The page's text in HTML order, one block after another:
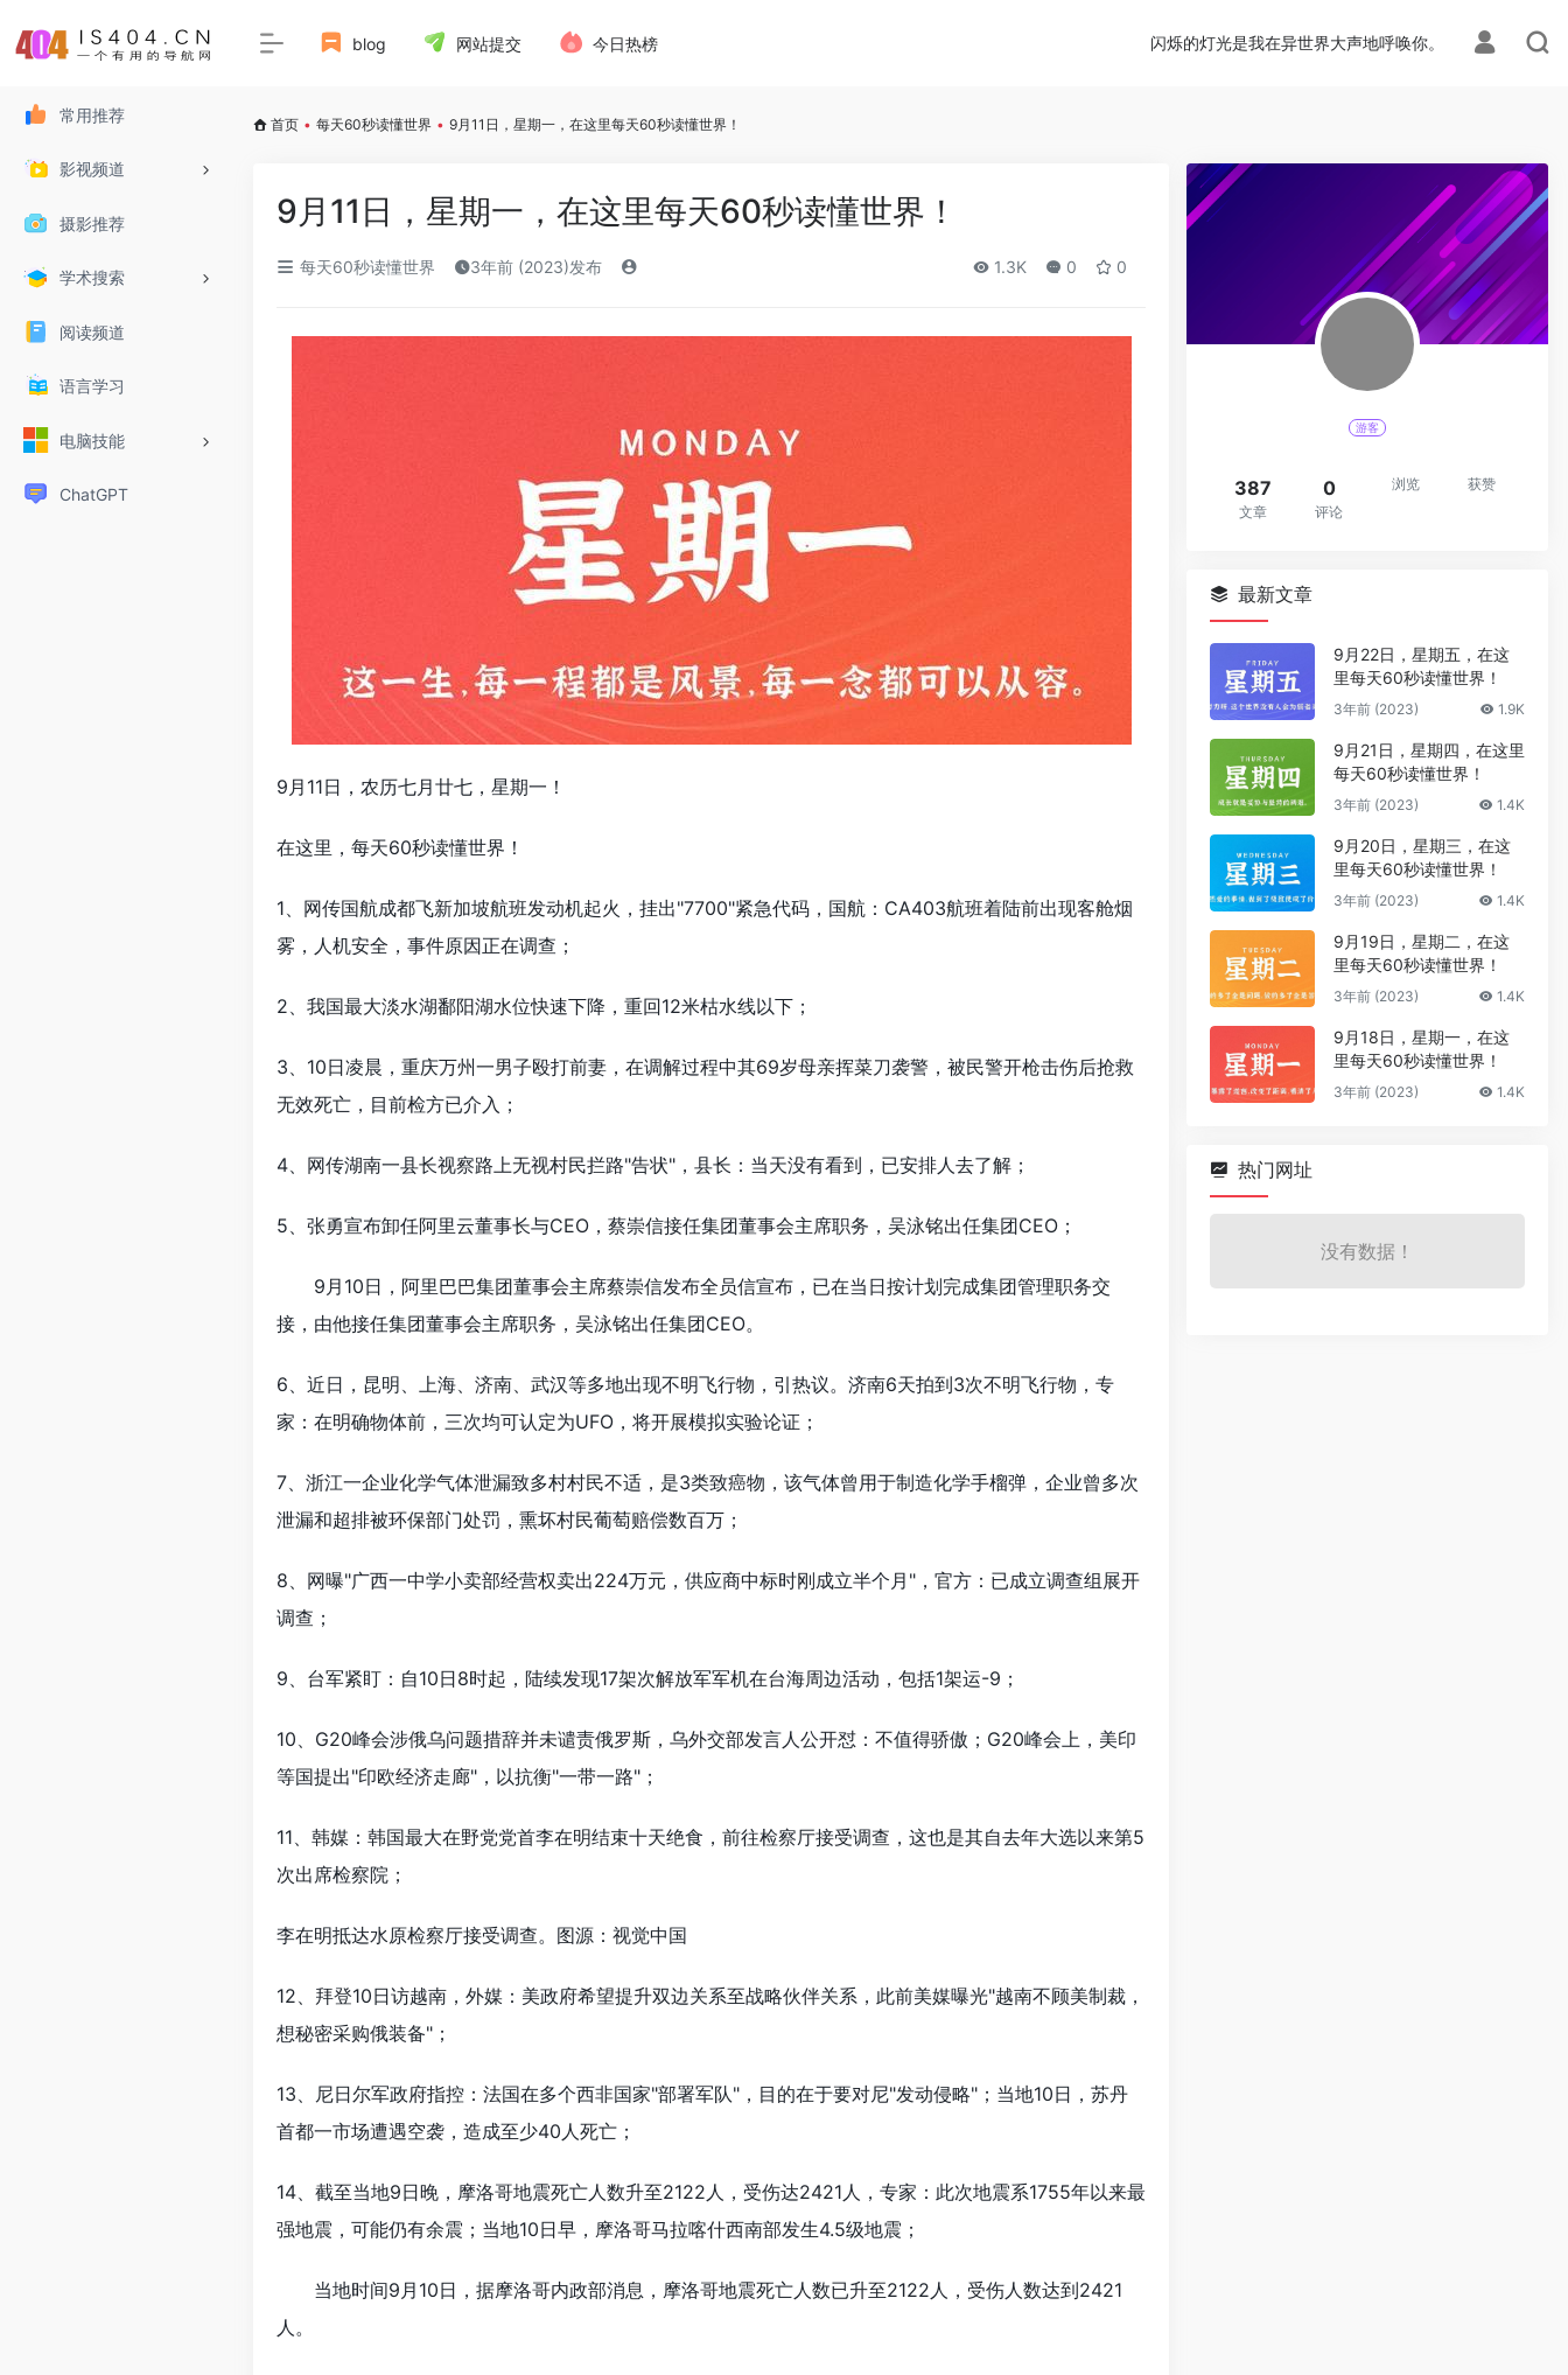
常用推荐
影视频道
摄影推荐
学术搜索
阅读频道
语言学习
电脑技能
ChatGPT
blog 网站提交 今日热榜 闪烁的灯光是我在异世界大声地呼唤你。
首页 • 每天60秒读懂世界 • 9月11日，星期一，在这里每天60秒读懂世界！
9月11日，星期一，在这里每天60秒读懂世界！
每天60秒读懂世界 3年前 (2023)发布 1.3K 0 0
9月11日，农历七月廿七，星期一！
在这里，每天60秒读懂世界！
1、网传国航成都飞新加坡航班发动机起火，挂出"7700"紧急代码，国航：CA403航班着陆前出现客舱烟
雾，人机安全，事件原因正在调查；
2、我国最大淡水湖鄱阳湖水位快速下降，重回12米枯水线以下；
3、10日凌晨，重庆万州一男子殴打前妻，在调解过程中其69岁母亲挥菜刀袭警，被民警开枪击伤后抢救
无效死亡，目前检方已介入；
4、网传湖南一县长视察路上无视村民拦路"告状"，县长：当天没有看到，已安排人去了解；
5、张勇宣布卸任阿里云董事长与CEO，蔡崇信接任集团董事会主席职务，吴泳铭出任集团CEO；
9月10日，阿里巴巴集团董事会主席蔡崇信发布全员信宣布，已在当日按计划完成集团管理职务交
接，由他接任集团董事会主席职务，吴泳铭出任集团CEO。
6、近日，昆明、上海、济南、武汉等多地出现不明飞行物，引热议。济南6天拍到3次不明飞行物，专
家：在明确物体前，三次均可认定为UFO，将开展模拟实验论证；
7、浙江一企业化学气体泄漏致多村村民不适，是3类致癌物，该气体曾用于制造化学手榴弹，企业曾多次
泄漏和超排被环保部门处罚，熏坏村民葡萄赔偿数百万；
8、网曝"广西一中学小卖部经营权卖出224万元，供应商中标时刚成立半个月"，官方：已成立调查组展开
调查；
9、台军紧盯：自10日8时起，陆续发现17架次解放军军机在台海周边活动，包括1架运-9；
10、G20峰会涉俄乌问题措辞并未谴责俄罗斯，乌外交部发言人公开怼：不值得骄傲；G20峰会上，美印
等国提出"印欧经济走廊"，以抗衡"一带一路"；
11、韩媒：韩国最大在野党党首李在明结束十天绝食，前往检察厅接受调查，这也是其自去年大选以来第5
次出席检察院；
李在明抵达水原检察厅接受调查。图源：视觉中国
12、拜登10日访越南，外媒：美政府希望提升双边关系至战略伙伴关系，此前美媒曝光"越南不顾美制裁，
想秘密采购俄装备"；
13、尼日尔军政府指控：法国在多个西非国家"部署军队"，目的在于要对尼"发动侵略"；当地10日，苏丹
首都一市场遭遇空袭，造成至少40人死亡；
14、截至当地9日晚，摩洛哥地震死亡人数升至2122人，受伤达2421人，专家：此次地震系1755年以来最
强地震，可能仍有余震；当地10日早，摩洛哥马拉喀什西南部发生4.5级地震；
当地时间9月10日，据摩洛哥内政部消息，摩洛哥地震死亡人数已升至2122人，受伤人数达到2421
人。
游客
387
文章
0
评论
浏览 获赞
最新文章
9月22日，星期五，在这
里每天60秒读懂世界！
3年前 (2023) 1.9K
9月21日，星期四，在这里
每天60秒读懂世界！
3年前 (2023) 1.4K
9月20日，星期三，在这
里每天60秒读懂世界！
3年前 (2023) 1.4K
9月19日，星期二，在这
里每天60秒读懂世界！
3年前 (2023) 1.4K
9月18日，星期一，在这
里每天60秒读懂世界！
3年前 (2023) 1.4K
热门网址
没有数据！